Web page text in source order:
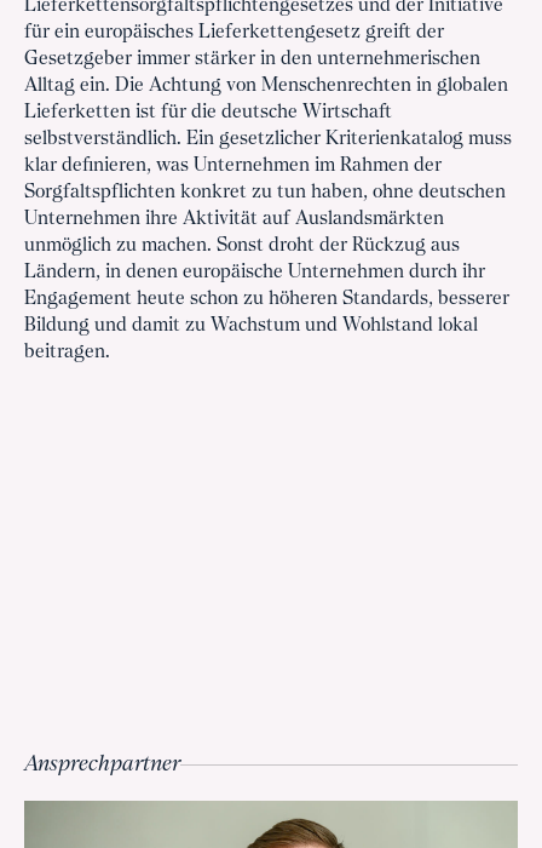
Lieferkettensorgfaltspflichtengesetzes und der Initiative
für ein europäisches Lieferkettengesetz greift der
Gesetzgeber immer stärker in den unternehmerischen
Alltag ein. Die Achtung von Menschenrechten in globalen
Lieferketten ist für die deutsche Wirtschaft
selbstverständlich. Ein gesetzlicher Kriterienkatalog muss
klar definieren, was Unternehmen im Rahmen der
Sorgfaltspflichten konkret zu tun haben, ohne deutschen
Unternehmen ihre Aktivität auf Auslandsmärkten
unmöglich zu machen. Sonst droht der Rückzug aus
Ländern, in denen europäische Unternehmen durch ihr
Engagement heute schon zu höheren Standards, besserer
Bildung und damit zu Wachstum und Wohlstand lokal
beitragen.
Ansprechpartner